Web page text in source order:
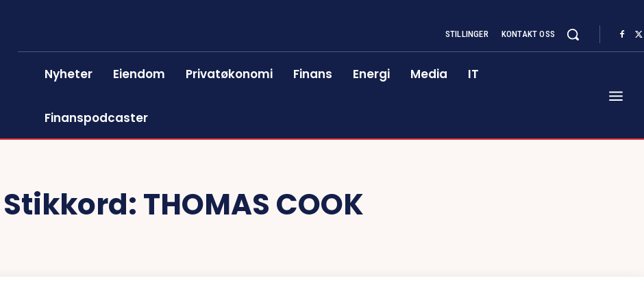
STILLINGER KONTAKT OSS
Nyheter Eiendom Privatøkonomi Finans Energi Media IT
Finanspodcaster
Stikkord: THOMAS COOK